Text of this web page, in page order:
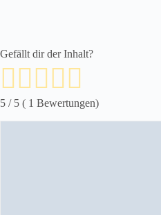
Gefällt dir der Inhalt?
5 / 5 ( 1 Bewertungen)